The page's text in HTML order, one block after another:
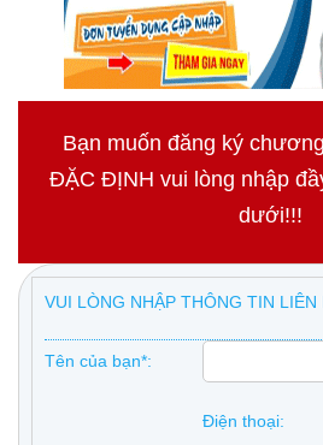
Bạn muốn đăng ký
ĐẶC ĐỊNH vui lòng nhập
dưới!!!
VUI LÒNG NHẬP THÔNG TIN LIÊN
Tên của bạn*:
Điện thoại: